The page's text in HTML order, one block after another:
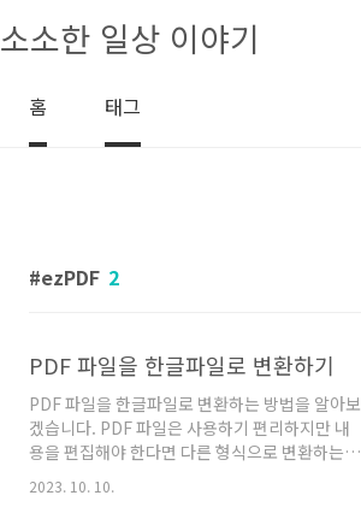
소소한 일상 이야기
홈 태그
ezPDF 2
PDF 파일을 한글파일로 변환하기
PDF 파일을 한글파일로 변환하는 방법을 알아보
겠습니다. PDF 파일은 사용하기 편리하지만 내
용을 편집해야 한다면 다른 형식으로 변환하는
과정이 필요합니다. 국내에서 만든 PDF 편집 프
로그램은 PDF 파일을 한글파일로 변환하는 기능
2023. 10. 10.